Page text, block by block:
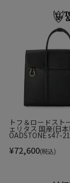
トフ＆ロードスト
ェリタス 国産(日
OADSTONE s47-
¥72,600(税込)